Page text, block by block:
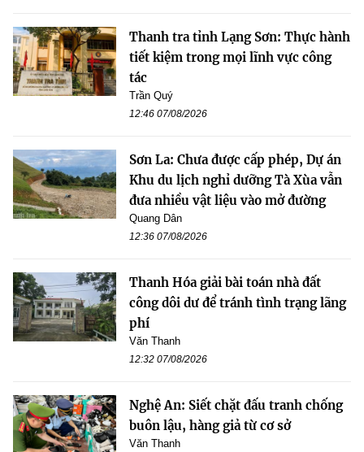
Thanh tra tỉnh Lạng Sơn: Thực hành
tiết kiệm trong mọi lĩnh vực công
tác
Trần Quý
12:46 07/08/2026
Sơn La: Chưa được cấp phép, Dự án
Khu du lịch nghỉ dưỡng Tà Xùa vẫn
đưa nhiều vật liệu vào mở đường
Quang Dân
12:36 07/08/2026
Thanh Hóa giải bài toán nhà đất
công dôi dư để tránh tình trạng lãng
phí
Văn Thanh
12:32 07/08/2026
Nghệ An: Siết chặt đấu tranh chống
buôn lậu, hàng giả từ cơ sở
Văn Thanh